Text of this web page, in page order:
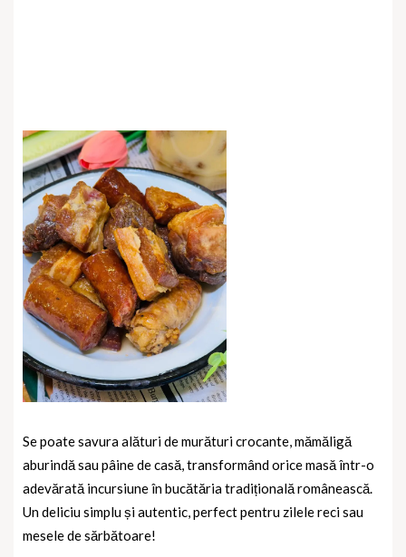
Se poate savura alături de murături crocante, mămăligă
aburindă sau pâine de casă, transformând orice masă într-o
adevărată incursiune în bucătăria tradițională românească.
Un deliciu simplu și autentic, perfect pentru zilele reci sau
mesele de sărbătoare!